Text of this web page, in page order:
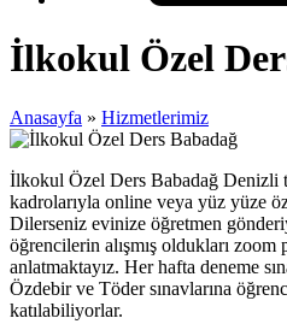
İlkokul Özel
Anasayfa » Hizmetlerimiz
İlkokul Özel Ders Babadağ Denizli
kadrolarıyla online veya yüz yüze
Dilerseniz evinize öğretmen
öğrencilerin alışmış oldukları zoom
anlatmaktayız. Her hafta deneme
Özdebir ve Töder sınavlarına
katılabiliyorlar.